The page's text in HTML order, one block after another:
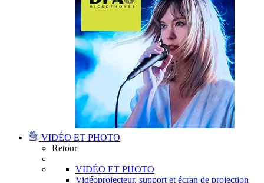
VIDÉO ET PHOTO
Retour
VIDÉO ET PHOTO
Vidéoprojecteur, support et écran de projection